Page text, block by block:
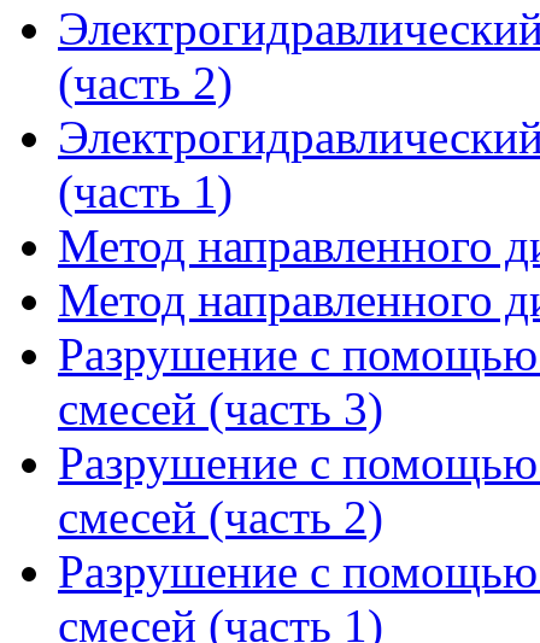
(часть 2)
(часть 1)
Метод направленного
Метод направленного
Разрушение с
смесей (часть 3)
Разрушение с
смесей (часть 2)
Разрушение с
смесей (часть 1)